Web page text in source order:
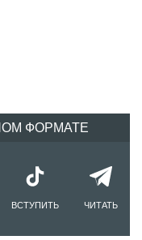
ФОРМАТЕ
ВСТУПИТЬ ЧИТАТЬ